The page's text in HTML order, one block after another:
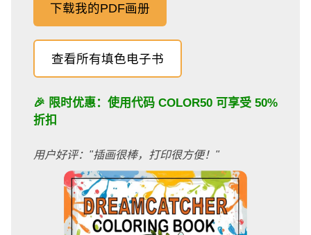
下载我的PDF画册
查看所有填色电子书
🎉 限时优惠：使用代码 COLOR50 可享受 50%
折扣
用户好评："插画很棒，打印很方便！"